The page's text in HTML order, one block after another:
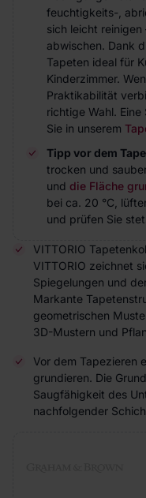
feuchtigkeits-,
sich leicht
abwischen. Dank
Tapeten ideal für
Kinderzimmer.
Praktikabilität
richtige Wahl.
Sie in unserem
Tipp vor dem
trocken und
und die Fläche
bei ca. 20 °C,
und prüfen Sie
VITTORIO
VITTORIO zeichnet
Spiegelungen und
Markante
geometrischen
3D-Mustern und
Vor dem Tapezieren
grundieren. Die
Saugfähigkeit des
nachfolgender